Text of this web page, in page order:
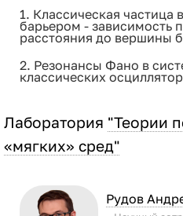
1. Классическая частица
барьером - зависимость
расстояния до вершины
2. Резонансы Фано в
классических
Лаборатория "Теории
«мягких» сред"
Рудов